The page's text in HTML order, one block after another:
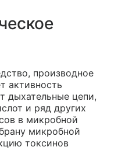
производное
активность
дыхательные цепи,
и ряд других
в микробной
микробной
токсинов